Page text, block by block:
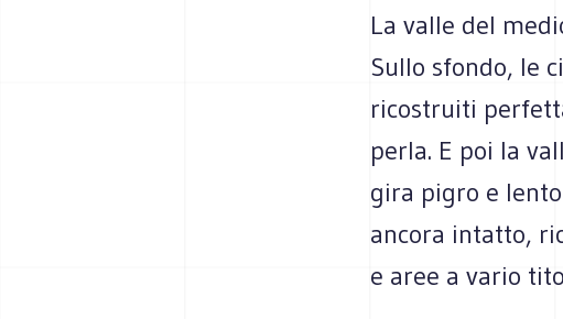
La valle del
Sullo sfondo, le
ricostruiti
perla. E poi la
gira pigro e
ancora intatto,
e aree a vario